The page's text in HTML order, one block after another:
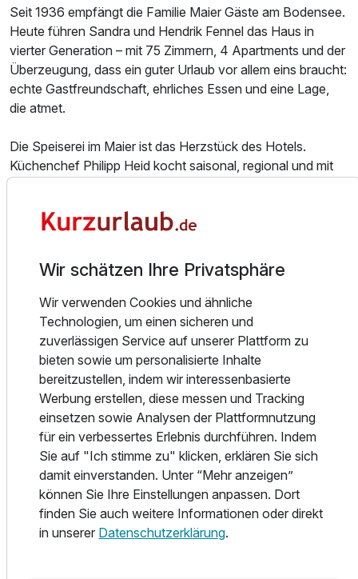
Doppelzimmer Haupthaus
2 Erwachsene
Ausstattung
Für 8 Tage p.P. ab690,00 €
Doppelzimmer Klassik
2 Erwachsene
Seit 1936 empfängt die Familie Maier Gäste am Bodensee.
Heute führen Sandra und Hendrik Fennel das Haus in
vierter Generation – mit 75 Zimmern, 4 Apartments und der
Überzeugung, dass ein guter Urlaub vor allem eins braucht:
echte Gastfreundschaft, ehrliches Essen und eine Lage,
die atmet.
Die Speiserei im Maier ist das Herzstück des Hotels.
Küchenchef Philipp Heid kocht saisonal, regional und mit
bringt er den Bodensee auf den Teller – von der regionalen
derselben Philosophie: Bio-Eier, Allgäuer Käse,
hausgemachtes Müsli, Bodensee-Obst und frische
Brötchen vom Bäcker.
Der Saunabereich mit Dachterrasse liegt im obersten
Stockwerk – mit freiem Blick auf den Bodensee und die
Schweizer Alpen. Auf Wunsch ergänzen Massagen mit
Bio-Ölen das Entspannungsangebot. Für Gäste, die mehr
Wasserfläche suchen, liegt die Therme Meersburg in kurzer
Fahrtzeit.
Fischbach liegt an der breitesten Stelle des Bodensees.
Der Naturstrand und das Freibad sind fünf Gehminuten
entfernt. Das Ravensburger Spieleland ist 30 Fahrminuten
entfernt, die Blumeninsel Mainau per Schiff erreichbar, die
Wir schätzen Ihre Privatsphäre
Wir verwenden Cookies und ähnliche
Technologien, um einen sicheren und
zuverlässigen Service auf unserer Plattform zu
bieten sowie um personalisierte Inhalte
bereitzustellen, indem wir interessenbasierte
Werbung erstellen, diese messen und Tracking
einsetzen sowie Analysen der Plattformnutzung
für ein verbessertes Erlebnis durchführen. Indem
Sie auf "Ich stimme zu" klicken, erklären Sie sich
damit einverstanden. Unter “Mehr anzeigen”
können Sie Ihre Einstellungen anpassen. Dort
finden Sie auch weitere Informationen oder direkt
in unserer Datenschutzerklärung.